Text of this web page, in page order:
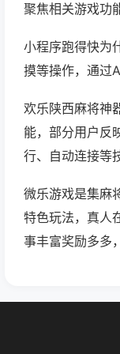
聚焦相关游戏功
小程序跑得快为
摸等操作，通过
欢乐陕西麻将神
能，部分用户反
行、自动连接等
微乐游戏是集麻
特色玩法，真人
事丰富奖励多多